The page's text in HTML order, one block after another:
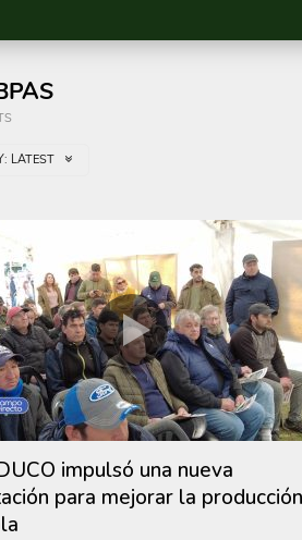
LATEST
impulsó una nueva
para mejorar la producción